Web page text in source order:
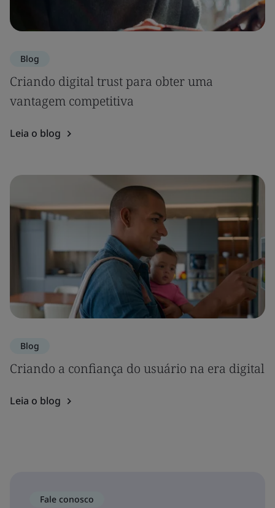
Blog
Criando digital trust para obter uma
vantagem competitiva
Leia o blog
Blog
Criando a confiança do usuário na era digital
Leia o blog
Fale conosco